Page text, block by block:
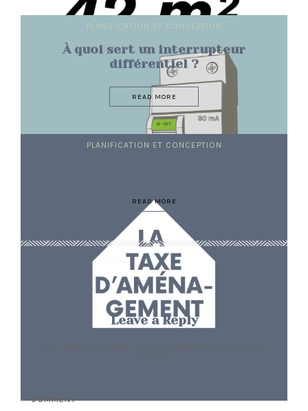
PLANIFICATION ET CONCEPTION
À quoi sert un interrupteur
différentiel ?
READ MORE
PLANIFICATION ET CONCEPTION
READ MORE
Leave a Reply
COMMENT *